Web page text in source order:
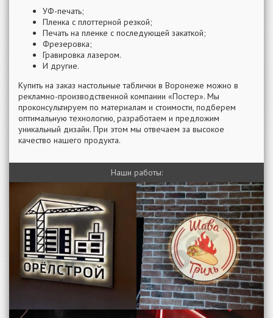
УФ-печать;
Пленка с плоттерной резкой;
Печать на пленке с последующей закаткой;
Фрезеровка;
Гравировка лазером.
И другие.
Купить на заказ настольные таблички в Воронеже можно в
рекламно-производственной компании «Постер». Мы
проконсультируем по материалам и стоимости, подберем
оптимальную технологию, разработаем и предложим
уникальный дизайн. При этом мы отвечаем за высокое
качество нашего продукта.
Наши работы: